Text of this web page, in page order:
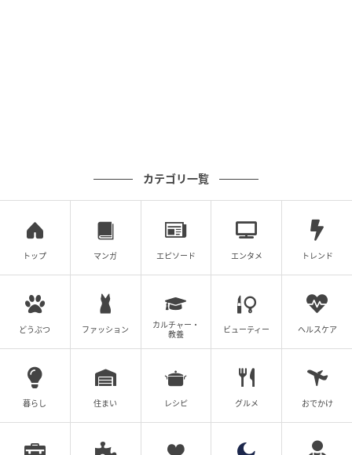
カテゴリ一覧
トップ マンガ エピソード エンタメ トレンド
どうぶつ ファッション
カルチャー・
教養
ビューティー ヘルスケア
暮らし 住まい レシピ グルメ おでかけ